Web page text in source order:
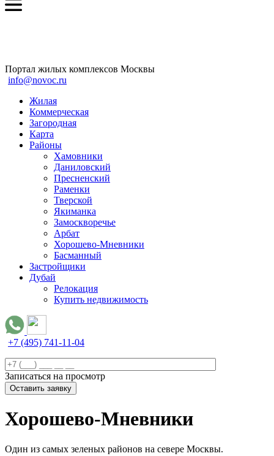
Портал жилых комплексов Москвы
info@novoc.ru
Жилая
Коммерческая
Загородная
Карта
Районы
Хамовники
Даниловский
Пресненский
Раменки
Тверской
Якиманка
Замоскворечье
Арбат
Хорошево-Мневники
Басманный
Застройщики
Дубай
Релокация
Купить недвижимость
+7 (495) 741-11-04
Записаться на просмотр
Хорошево-Мневники
Один из самых зеленых районов на севере Москвы.